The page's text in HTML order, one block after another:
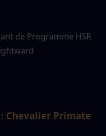
Chevalier Primate